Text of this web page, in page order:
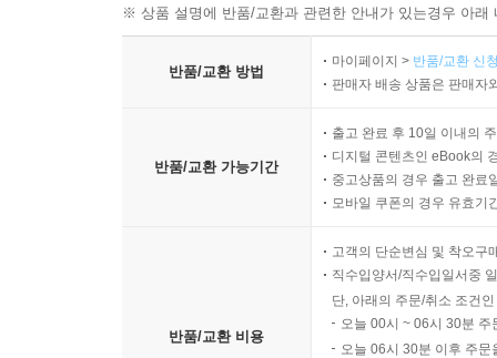
※ 상품 설명에 반품/교환과 관련한 안내가 있는경우 아
반품/교환 방법
마이페이지 > 반품/교환 신
판매자 배송 상품은 판매자
반품/교환 가능기간
출고 완료 후 10일 이내의
디지털 콘텐츠인 eBook의
중고상품의 경우 출고 완료
모바일 쿠폰의 경우 유효기
반품/교환 비용
고객의 단순변심 및 착오구
직수입양서/직수입일서중
단, 아래의 주문/취소 조건
오늘 00시 ~ 06시 30분
오늘 06시 30분 이후 주